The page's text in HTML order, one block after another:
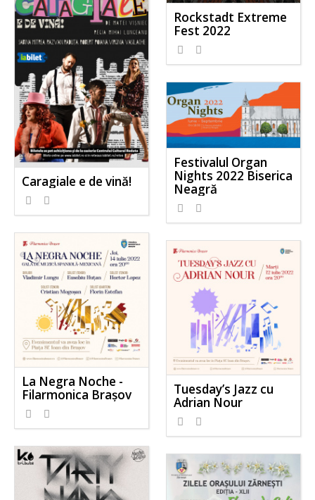
Rockstadt Extreme
Fest 2022
Caragiale e de vină!
Festivalul Organ
Nights 2022 Biserica
Neagră
La Negra Noche -
Filarmonica Brașov
Tuesday’s Jazz cu
Adrian Nour